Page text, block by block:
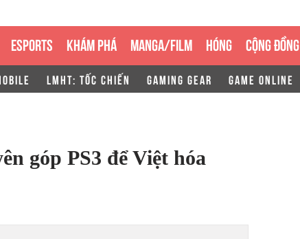
ESPORTS KHÁM PHÁ MANGA/FILM HÓNG CỘNG ĐỒNG
LMHT: TỐC CHIẾN GAMING GEAR GAME ONLINE
góp PS3 để Việt hóa